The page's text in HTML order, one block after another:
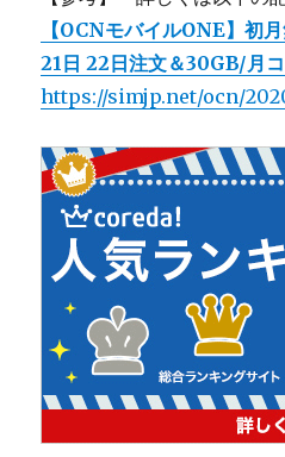
【OCNモバイルONE】初
21日 22日注文＆30GB/月
https://simjp.net/ocn/